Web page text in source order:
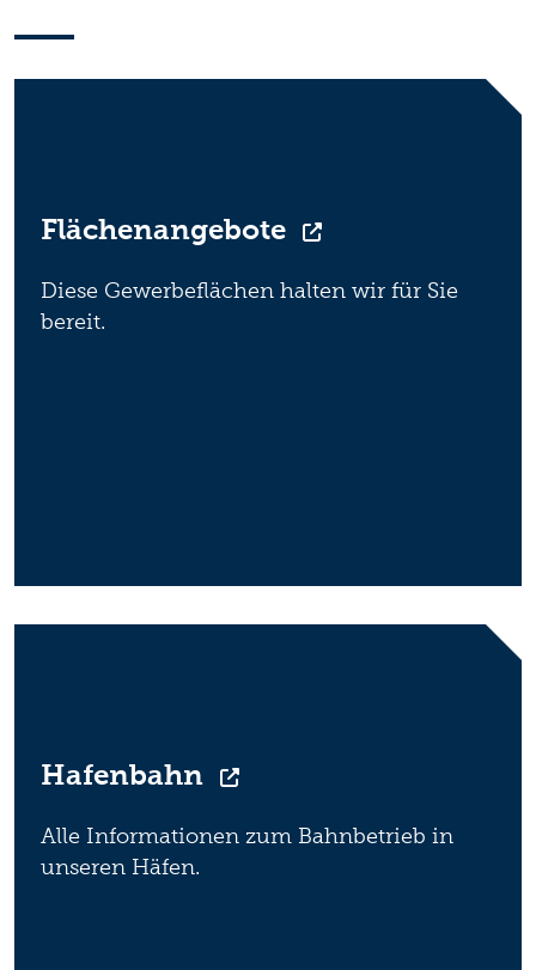
Flächenangebote
Diese Gewerbeflächen halten wir für Sie
bereit.
Hafenbahn
Alle Informationen zum Bahnbetrieb in
unseren Häfen.